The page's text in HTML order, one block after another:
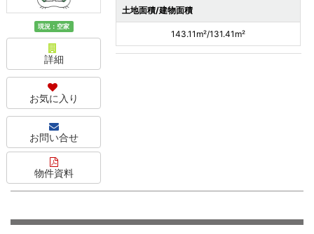
現況：空家
詳細
お気に入り
お問い合せ
物件資料
土地面積/建物面積
143.11m²/131.41m²